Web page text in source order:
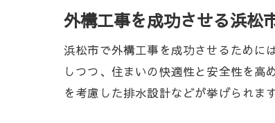
外構工事を成功させる浜松
浜松市で外構工事を成功させるために
しつつ、住まいの快適性と安全性を
を考慮した排水設計などが挙げられま